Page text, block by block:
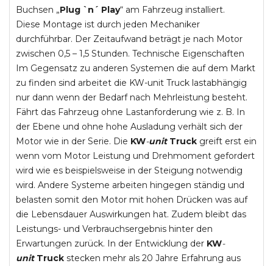
Buchsen „Plug `n´ Play“ am Fahrzeug installiert.
Diese Montage ist durch jeden Mechaniker
durchführbar. Der Zeitaufwand beträgt je nach Motor
zwischen 0,5 – 1,5 Stunden. Technische Eigenschaften
Im Gegensatz zu anderen Systemen die auf dem Markt
zu finden sind arbeitet die KW-unit Truck lastabhängig
nur dann wenn der Bedarf nach Mehrleistung besteht.
Fährt das Fahrzeug ohne Lastanforderung wie z. B. In
der Ebene und ohne hohe Ausladung verhält sich der
Motor wie in der Serie. Die KW-unit Truck greift erst ein
wenn vom Motor Leistung und Drehmoment gefordert
wird wie es beispielsweise in der Steigung notwendig
wird. Andere Systeme arbeiten hingegen ständig und
belasten somit den Motor mit hohen Drücken was auf
die Lebensdauer Auswirkungen hat. Zudem bleibt das
Leistungs- und Verbrauchsergebnis hinter den
Erwartungen zurück. In der Entwicklung der KW-
unit Truck stecken mehr als 20 Jahre Erfahrung aus